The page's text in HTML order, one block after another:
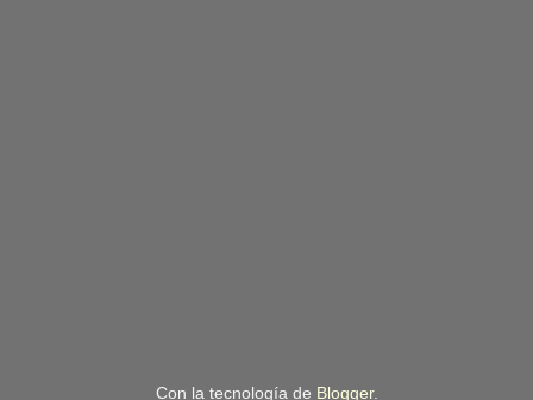
Con la tecnología de Blogger.